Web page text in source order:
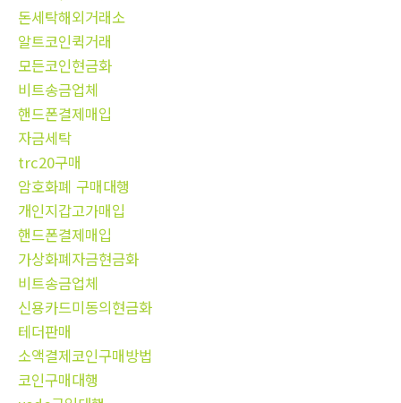
돈세탁해외거래소
알트코인퀵거래
모든코인현금화
비트송금업체
핸드폰결제매입
자금세탁
trc20구매
암호화폐 구매대행
개인지갑고가매입
핸드폰결제매입
가상화폐자금현금화
비트송금업체
신용카드미동의현금화
테더판매
소액결제코인구매방법
코인구매대행